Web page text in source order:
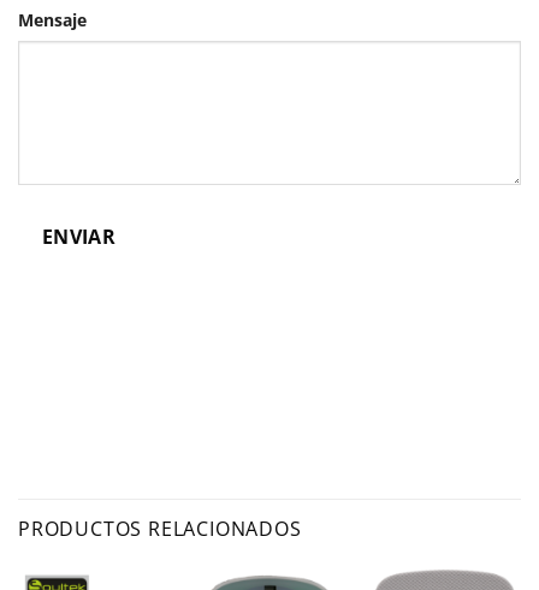
Mensaje
ENVIAR
PRODUCTOS RELACIONADOS